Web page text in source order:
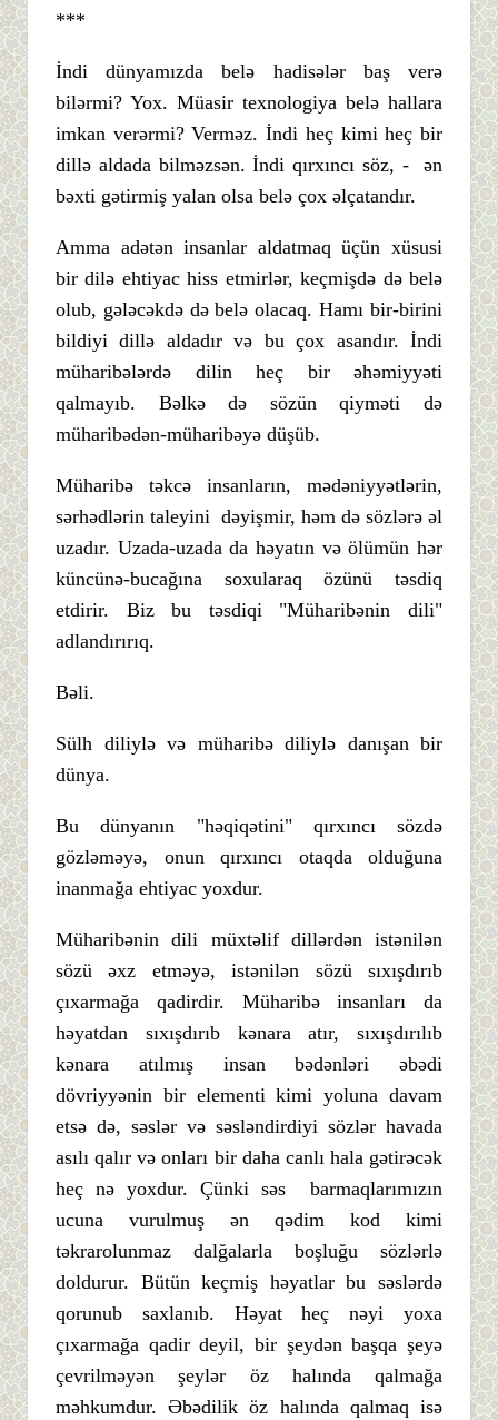
***
İndi dünyamızda belə hadisələr baş verə
bilərmi? Yox. Müasir texnologiya belə hallara
imkan verərmi? Verməz. İndi heç kimi heç bir
dillə aldada bilməzsən. İndi qırxıncı söz, - ən
bəxti gətirmiş yalan olsa belə çox əlçatandır.
Amma adətən insanlar aldatmaq üçün xüsusi
bir dilə ehtiyac hiss etmirlər, keçmişdə də belə
olub, gələcəkdə də belə olacaq. Hamı bir-birini
bildiyi dillə aldadır və bu çox asandır. İndi
müharibələrdə dilin heç bir əhəmiyyəti
qalmayıb. Bəlkə də sözün qiyməti də
müharibədən-müharibəyə düşüb.
Müharibə təkcə insanların, mədəniyyətlərin,
sərhədlərin taleyini dəyişmir, həm də sözlərə əl
uzadır. Uzada-uzada da həyatın və ölümün hər
küncünə-bucağına soxularaq özünü təsdiq
etdirir. Biz bu təsdiqi "Müharibənin dili"
adlandırırıq.
Bəli.
Sülh diliylə və müharibə diliylə danışan bir
dünya.
Bu dünyanın "həqiqətini" qırxıncı sözdə
gözləməyə, onun qırxıncı otaqda olduğuna
inanmağa ehtiyac yoxdur.
Müharibənin dili müxtəlif dillərdən istənilən
sözü əxz etməyə, istənilən sözü sıxışdırıb
çıxarmağa qadirdir. Müharibə insanları da
həyatdan sıxışdırıb kənara atır, sıxışdırılıb
kənara atılmış insan bədənləri əbədi
dövriyyənin bir elementi kimi yoluna davam
etsə də, səslər və səsləndirdiyi sözlər havada
asılı qalır və onları bir daha canlı hala gətirəcək
heç nə yoxdur. Çünki səs barmaqlarımızın
ucuna vurulmuş ən qədim kod kimi
təkrarolunmaz dalğalarla boşluğu sözlərlə
doldurur. Bütün keçmiş həyatlar bu səslərdə
qorunub saxlanıb. Həyat heç nəyi yoxa
çıxarmağa qadir deyil, bir şeydən başqa şeyə
çevrilməyən şeylər öz halında qalmağa
məhkumdur. Əbədilik öz halında qalmaq isə